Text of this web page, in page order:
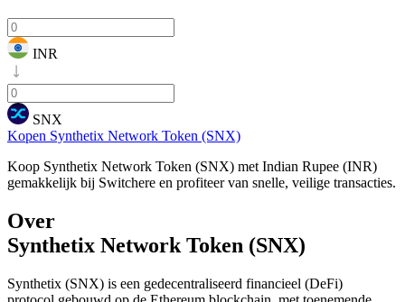
INR
SNX
Kopen Synthetix Network Token (SNX)
Koop Synthetix Network Token (SNX) met Indian Rupee (INR)
gemakkelijk bij Switchere en profiteer van snelle, veilige transacties.
Over
Synthetix Network Token (SNX)
Synthetix (SNX) is een gedecentraliseerd financieel (DeFi)